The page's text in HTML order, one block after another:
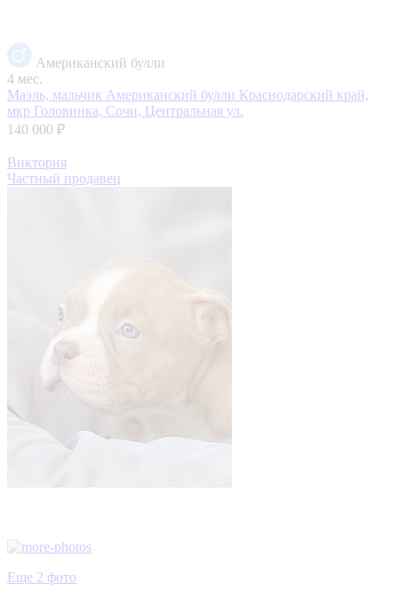
Американский булли
4 мес.
Маэль, мальчик Американский булли Краснодарский край,
мкр Головинка, Сочи, Центральная ул.
140 000 ₽
Виктория
Частный продавец
Еще 2 фото